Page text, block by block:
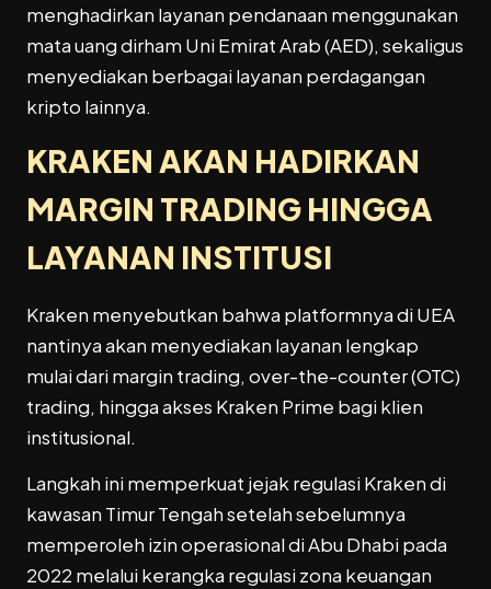
menghadirkan layanan pendanaan menggunakan
mata uang dirham Uni Emirat Arab (AED), sekaligus
menyediakan berbagai layanan perdagangan
kripto lainnya.
KRAKEN AKAN HADIRKAN
MARGIN TRADING HINGGA
LAYANAN INSTITUSI
Kraken menyebutkan bahwa platformnya di UEA
nantinya akan menyediakan layanan lengkap
mulai dari margin trading, over-the-counter (OTC)
trading, hingga akses Kraken Prime bagi klien
institusional.
Langkah ini memperkuat jejak regulasi Kraken di
kawasan Timur Tengah setelah sebelumnya
memperoleh izin operasional di Abu Dhabi pada
2022 melalui kerangka regulasi zona keuangan